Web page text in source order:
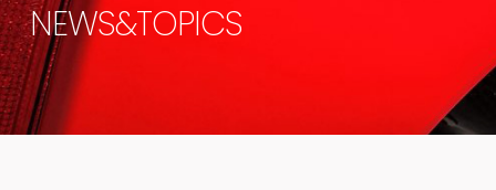
NEWS&TOPICS